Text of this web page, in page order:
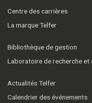
Centre des carrières
La marque Telfer
Bibliothèque de gestion
Laboratoire de recherche et
Actualités Telfer
Calendrier des événements